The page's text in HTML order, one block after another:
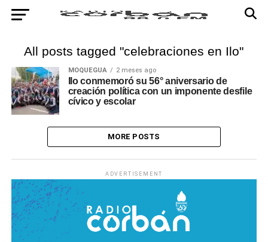
All posts tagged "celebraciones en Ilo"
MOQUEGUA 2 meses ago
Ilo conmemoró su 56° aniversario de
creación política con un imponente desfile
cívico y escolar
MORE POSTS
ADVERTISEMENT